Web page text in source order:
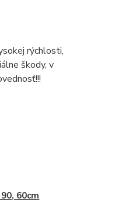
rýchlosti,
škody, v
60cm